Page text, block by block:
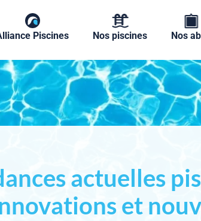
Piscines Nos piscines Nos
actuelles
et